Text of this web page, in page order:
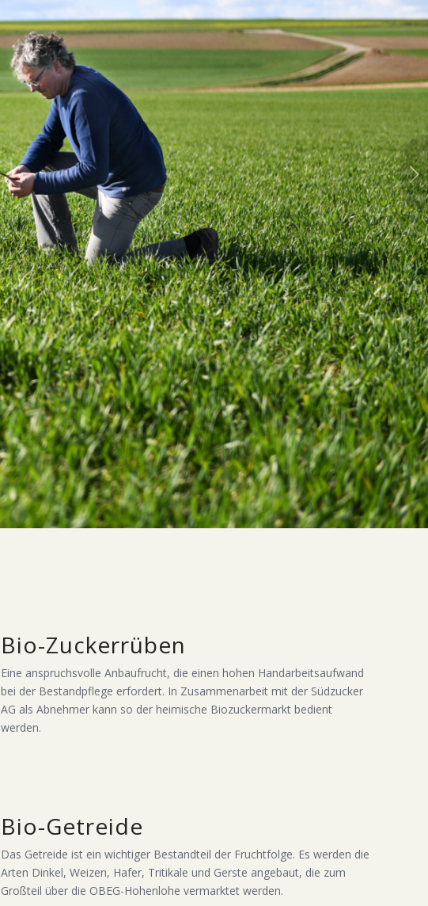
Weiter
6 7
Bio-Zuckerrüben
Eine anspruchsvolle Anbaufrucht, die einen hohen Handarbeitsaufwand
bei der Bestandpflege erfordert. In Zusammenarbeit mit der Südzucker
AG als Abnehmer kann so der heimische Biozuckermarkt bedient
werden.
Bio-Getreide
Das Getreide ist ein wichtiger Bestandteil der Fruchtfolge. Es werden die
Arten Dinkel, Weizen, Hafer, Tritikale und Gerste angebaut, die zum
Großteil über die OBEG-Hohenlohe vermarktet werden.